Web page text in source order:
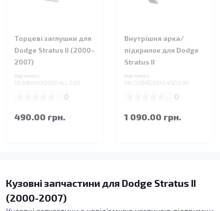
Торцеві заглушки для
Dodge Stratus II (2000–
2007)
Код товару:
55.WBXXXX0000.ALL.0.00
0
490.00 грн.
Внутрішня арка/
підкрилок для Dodge
Stratus II
Код товару:
08.CSSBRGXXX2.4SD.0.00
0
1 090.00 грн.
Кузовні запчастини для Dodge Stratus II
(2000-2007)